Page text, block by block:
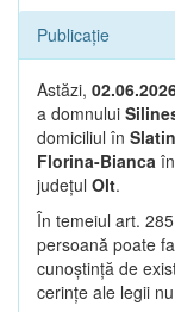
Publicație
Astăzi,
a domnului
domiciliul în
Florina-Bianca
județul Olt.
În temeiul art.
persoană poate
cunoștință de
cerințe ale legii